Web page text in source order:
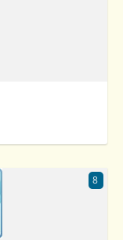
8